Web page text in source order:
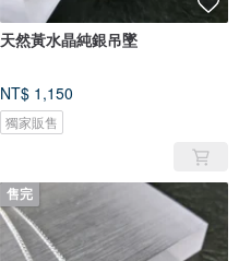
天然黃水晶純銀吊墜
NT$ 1,150
獨家販售
售完